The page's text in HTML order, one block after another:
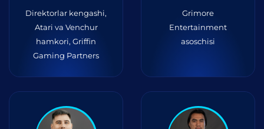
Direktorlar kengashi,
Atari va Venchur
hamkori, Griffin
Gaming Partners
Grimore
Entertainment
asoschisi